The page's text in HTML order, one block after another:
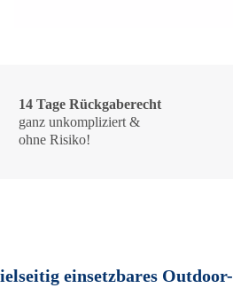
14 Tage Rückgaberecht
ganz unkompliziert &
ohne Risiko!
einsetzbares Outdoor-